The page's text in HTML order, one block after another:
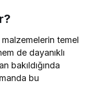
temel
de dayanıklı
bakıldığında
bu